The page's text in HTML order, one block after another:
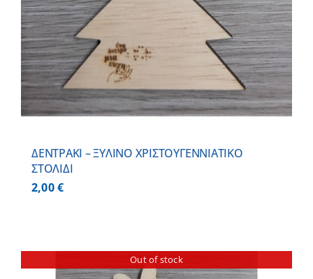
ΔΕΝΤΡΑΚΙ – ΞΥΛΙΝO ΧΡΙΣΤΟΥΓΕΝΝΙΑΤΙΚO
ΣΤΟΛΙΔΙ
2,00€
Out of stock